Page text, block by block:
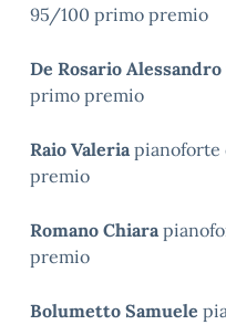
95/100 primo premio
De Rosario Alessandro
primo premio
Raio Valeriapianoforte
premio
Romano Chiara
premio
Bolumetto Samuele